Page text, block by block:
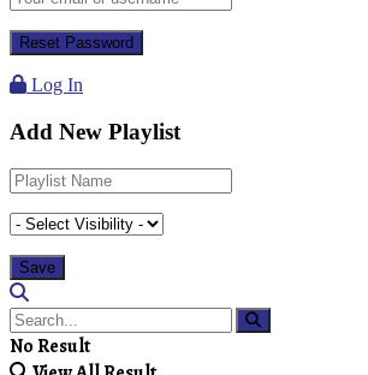
Log In
Add New Playlist
No Result